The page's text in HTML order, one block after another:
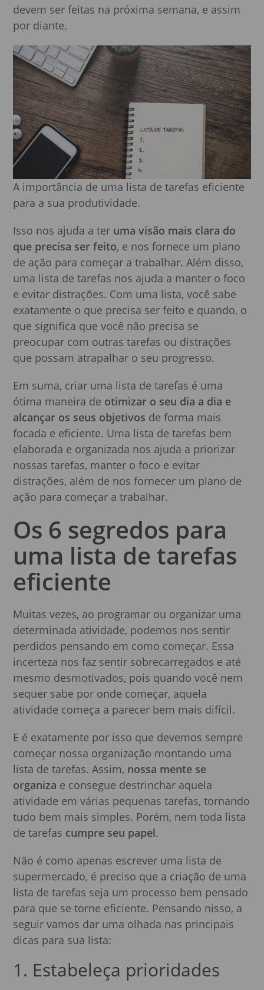
devem ser feitas na próxima semana, e assim
por diante.
A importância de uma lista de tarefas eficiente
para a sua produtividade.
Isso nos ajuda a ter uma visão mais clara do
que precisa ser feito, e nos fornece um plano
de ação para começar a trabalhar. Além disso,
uma lista de tarefas nos ajuda a manter o foco
e evitar distrações. Com uma lista, você sabe
exatamente o que precisa ser feito e quando, o
que significa que você não precisa se
preocupar com outras tarefas ou distrações
que possam atrapalhar o seu progresso.
Em suma, criar uma lista de tarefas é uma
ótima maneira de otimizar o seu dia a dia e
alcançar os seus objetivos de forma mais
focada e eficiente. Uma lista de tarefas bem
elaborada e organizada nos ajuda a priorizar
nossas tarefas, manter o foco e evitar
distrações, além de nos fornecer um plano de
ação para começar a trabalhar.
Os 6 segredos para
uma lista de tarefas
eficiente
Muitas vezes, ao programar ou organizar uma
determinada atividade, podemos nos sentir
perdidos pensando em como começar. Essa
incerteza nos faz sentir sobrecarregados e até
mesmo desmotivados, pois quando você nem
sequer sabe por onde começar, aquela
atividade começa a parecer bem mais difícil.
E é exatamente por isso que devemos sempre
começar nossa organização montando uma
lista de tarefas. Assim, nossa mente se
organiza e consegue destrinchar aquela
atividade em várias pequenas tarefas, tornando
tudo bem mais simples. Porém, nem toda lista
de tarefas cumpre seu papel.
Não é como apenas escrever uma lista de
supermercado, é preciso que a criação de uma
lista de tarefas seja um processo bem pensado
para que se torne eficiente. Pensando nisso, a
seguir vamos dar uma olhada nas principais
dicas para sua lista:
1. Estabeleça prioridades